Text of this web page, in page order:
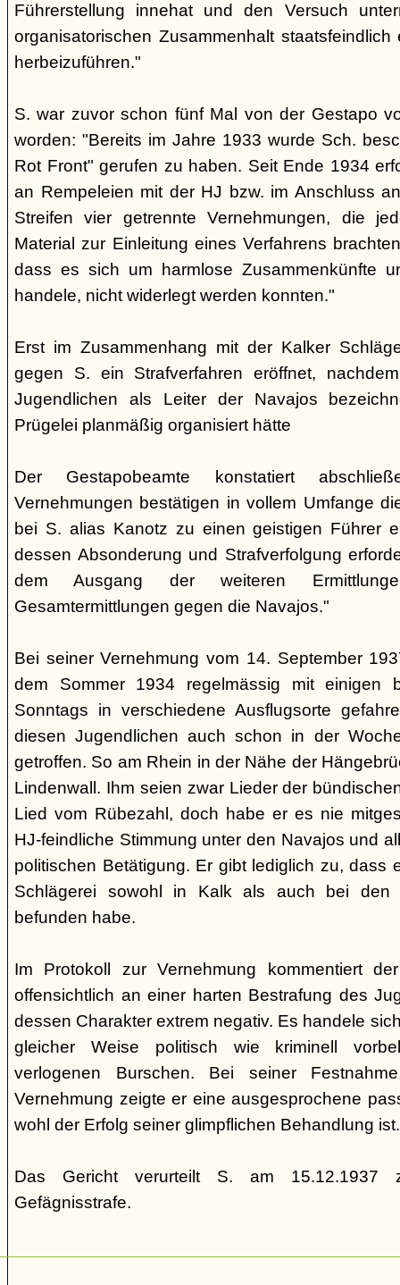
Führerstellung innehat und den Versuch
organisatorischen Zusammenhalt staatsfeindlich
herbeizuführen."
S. war zuvor schon fünf Mal von der Gestapo
worden: "Bereits im Jahre 1933 wurde Sch.
Rot Front" gerufen zu haben. Seit Ende 1934
an Rempeleien mit der HJ bzw. im Anschluss
Streifen vier getrennte Vernehmungen, die
Material zur Einleitung eines Verfahrens
dass es sich um harmlose Zusammenkünfte
handele, nicht widerlegt werden konnten."
Erst im Zusammenhang mit der Kalker
gegen S. ein Strafverfahren eröffnet,
Jugendlichen als Leiter der Navajos
Prügelei planmäßig organisiert hätte
Der Gestapobeamte konstatiert
Vernehmungen bestätigen in vollem Umfange
bei S. alias Kanotz zu einen geistigen Führer
dessen Absonderung und Strafverfolgung
dem Ausgang der weiteren
Gesamtermittlungen gegen die Navajos."
Bei seiner Vernehmung vom 14. September
dem Sommer 1934 regelmässig mit einigen
Sonntags in verschiedene Ausflugsorte
diesen Jugendlichen auch schon in der
getroffen. So am Rhein in der Nähe der
Lindenwall. Ihm seien zwar Lieder der
Lied vom Rübezahl, doch habe er es nie
HJ-feindliche Stimmung unter den Navajos und
politischen Betätigung. Er gibt lediglich zu, dass
Schlägerei sowohl in Kalk als auch bei den
befunden habe.
Im Protokoll zur Vernehmung kommentiert
offensichtlich an einer harten Bestrafung des
dessen Charakter extrem negativ. Es handele
gleicher Weise politisch wie kriminell
verlogenen Burschen. Bei seiner
Vernehmung zeigte er eine ausgesprochene
wohl der Erfolg seiner glimpflichen Behandlung
Das Gericht verurteilt S. am 15.12.1937
Gefägnisstrafe.